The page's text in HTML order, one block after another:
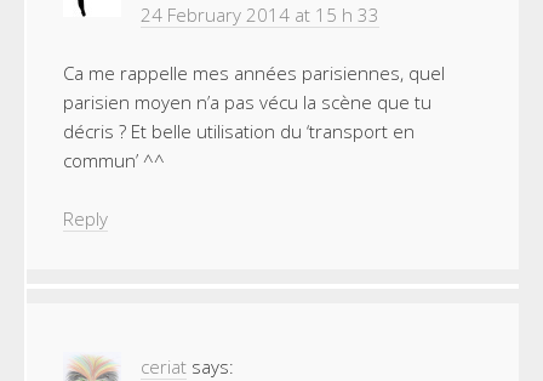
24 February 2014 at 15 h 33
Ca me rappelle mes années parisiennes, quel
parisien moyen n’a pas vécu la scène que tu
décris ? Et belle utilisation du ‘transport en
commun’ ^^
Reply
ceriat says: